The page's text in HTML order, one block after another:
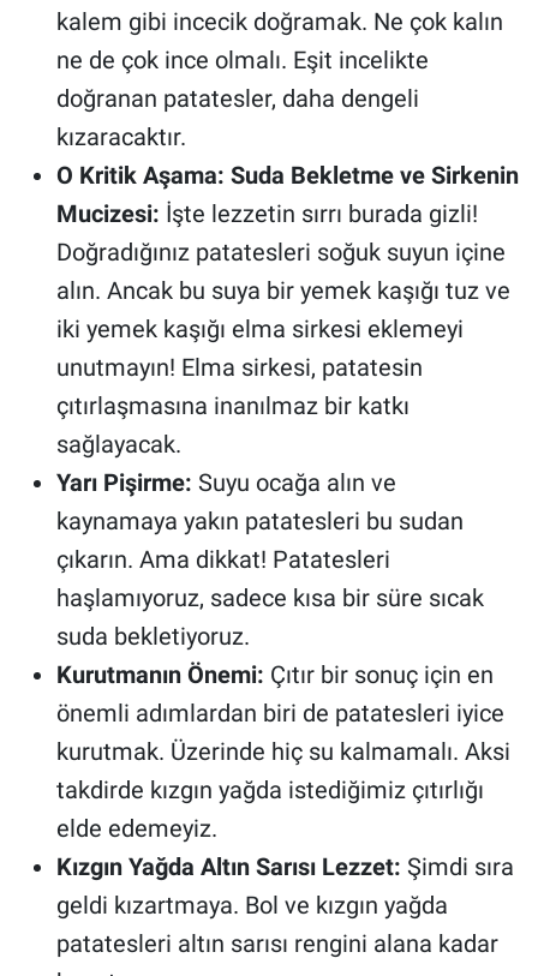
kalem gibi incecik doğramak. Ne çok kalın
ne de çok ince olmalı. Eşit incelikte
doğranan patatesler, daha dengeli
kızaracaktır.
O Kritik Aşama: Suda Bekletme ve Sirkenin
Mucizesi: İşte lezzetin sırrı burada gizli!
Doğradığınız patatesleri soğuk suyun içine
alın. Ancak bu suya bir yemek kaşığı tuz ve
iki yemek kaşığı elma sirkesi eklemeyi
unutmayın! Elma sirkesi, patatesin
çıtırlaşmasına inanılmaz bir katkı
sağlayacak.
Yarı Pişirme: Suyu ocağa alın ve
kaynamaya yakın patatesleri bu sudan
çıkarın. Ama dikkat! Patatesleri
haşlamıyoruz, sadece kısa bir süre sıcak
suda bekletiyoruz.
Kurutmanın Önemi: Çıtır bir sonuç için en
önemli adımlardan biri de patatesleri iyice
kurutmak. Üzerinde hiç su kalmamalı. Aksi
takdirde kızgın yağda istediğimiz çıtırlığı
elde edemeyiz.
Kızgın Yağda Altın Sarısı Lezzet: Şimdi sıra
geldi kızartmaya. Bol ve kızgın yağda
patatesleri altın sarısı rengini alana kadar